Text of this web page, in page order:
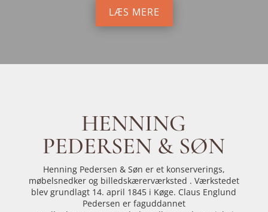
LÆS MERE
HENNING
PEDERSEN & SØN
Henning Pedersen & Søn er et konserverings,
møbelsnedker og billedskærerværksted . Værkstedet
blev grundlagt 14. april 1845 i Køge. Claus Englund
Pedersen er faguddannet